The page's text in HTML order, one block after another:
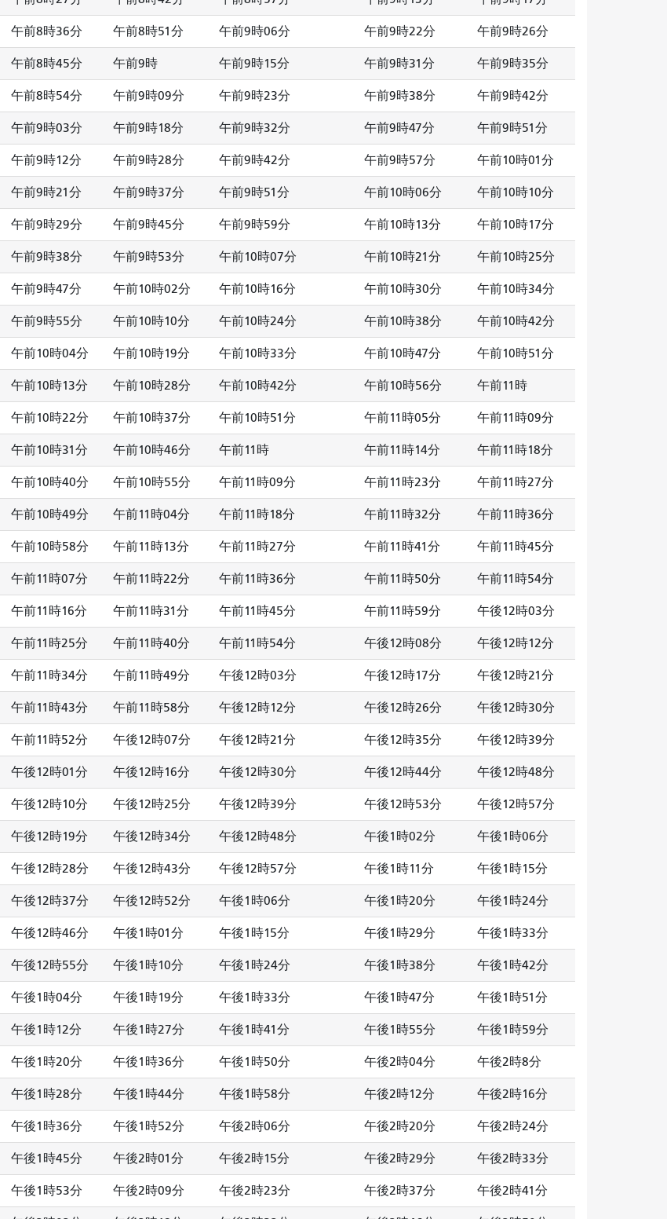
午前8時36分 午前8時51分 午前9時06分 午前9時22分 午前9時26分
午前8時45分 午前9時 午前9時15分 午前9時31分 午前9時35分
午前8時54分 午前9時09分 午前9時23分 午前9時38分 午前9時42分
午前9時03分 午前9時18分 午前9時32分 午前9時47分 午前9時51分
午前9時12分 午前9時28分 午前9時42分 午前9時57分 午前10時01分
午前9時21分 午前9時37分 午前9時51分 午前10時06分 午前10時10分
午前9時29分 午前9時45分 午前9時59分 午前10時13分 午前10時17分
午前9時38分 午前9時53分 午前10時07分 午前10時21分 午前10時25分
午前9時47分 午前10時02分 午前10時16分 午前10時30分 午前10時34分
午前9時55分 午前10時10分 午前10時24分 午前10時38分 午前10時42分
午前10時04分 午前10時19分 午前10時33分 午前10時47分 午前10時51分
午前10時13分 午前10時28分 午前10時42分 午前10時56分 午前11時
午前10時22分 午前10時37分 午前10時51分 午前11時05分 午前11時09分
午前10時31分 午前10時46分 午前11時 午前11時14分 午前11時18分
午前10時40分 午前10時55分 午前11時09分 午前11時23分 午前11時27分
午前10時49分 午前11時04分 午前11時18分 午前11時32分 午前11時36分
午前10時58分 午前11時13分 午前11時27分 午前11時41分 午前11時45分
午前11時07分 午前11時22分 午前11時36分 午前11時50分 午前11時54分
午前11時16分 午前11時31分 午前11時45分 午前11時59分 午後12時03分
午前11時25分 午前11時40分 午前11時54分 午後12時08分 午後12時12分
午前11時34分 午前11時49分 午後12時03分 午後12時17分 午後12時21分
午前11時43分 午前11時58分 午後12時12分 午後12時26分 午後12時30分
午前11時52分 午後12時07分 午後12時21分 午後12時35分 午後12時39分
午後12時01分 午後12時16分 午後12時30分 午後12時44分 午後12時48分
午後12時10分 午後12時25分 午後12時39分 午後12時53分 午後12時57分
午後12時19分 午後12時34分 午後12時48分 午後1時02分 午後1時06分
午後12時28分 午後12時43分 午後12時57分 午後1時11分 午後1時15分
午後12時37分 午後12時52分 午後1時06分 午後1時20分 午後1時24分
午後12時46分 午後1時01分 午後1時15分 午後1時29分 午後1時33分
午後12時55分 午後1時10分 午後1時24分 午後1時38分 午後1時42分
午後1時04分 午後1時19分 午後1時33分 午後1時47分 午後1時51分
午後1時12分 午後1時27分 午後1時41分 午後1時55分 午後1時59分
午後1時20分 午後1時36分 午後1時50分 午後2時04分 午後2時8分
午後1時28分 午後1時44分 午後1時58分 午後2時12分 午後2時16分
午後1時36分 午後1時52分 午後2時06分 午後2時20分 午後2時24分
午後1時45分 午後2時01分 午後2時15分 午後2時29分 午後2時33分
午後1時53分 午後2時09分 午後2時23分 午後2時37分 午後2時41分